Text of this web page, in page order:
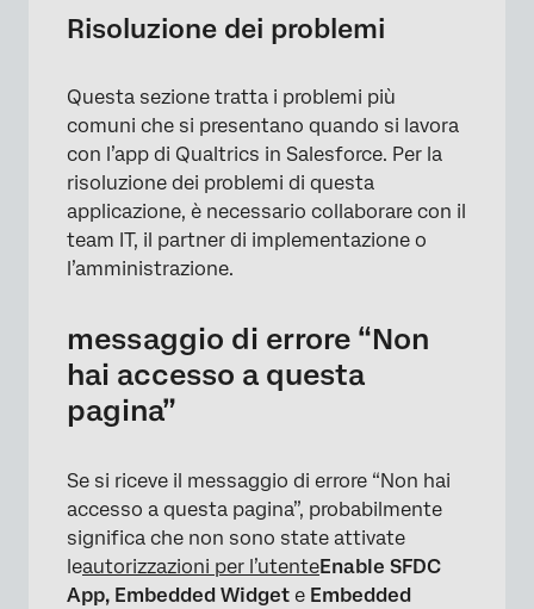
Risoluzione dei problemi
Questa sezione tratta i problemi più
comuni che si presentano quando si lavora
con l’app di Qualtrics in Salesforce. Per la
risoluzione dei problemi di questa
applicazione, è necessario collaborare con il
team IT, il partner di implementazione o
l’amministrazione.
messaggio di errore “Non
hai accesso a questa
pagina”
Se si riceve il messaggio di errore “Non hai
accesso a questa pagina”, probabilmente
significa che non sono state attivate
leautorizzazioni per l’utenteEnable SFDC
App, Embedded Widget e Embedded